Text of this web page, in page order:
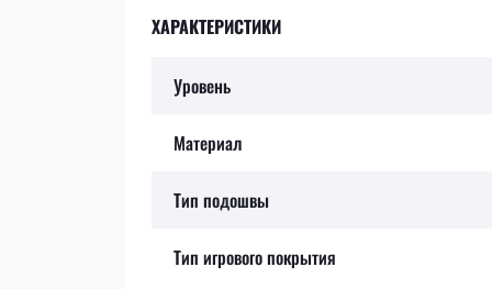
ХАРАКТЕРИСТИКИ
Уровень
Материал
Тип подошвы
Тип игрового покрытия